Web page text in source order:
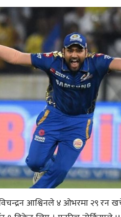
आश्विनले ४ ओभरमा २९ रन